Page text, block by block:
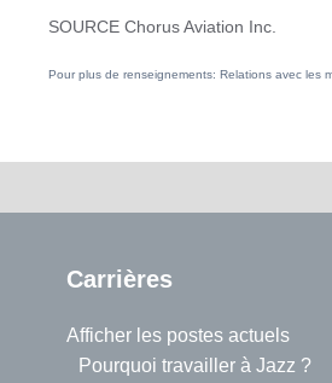
SOURCE Chorus Aviation Inc.
Pour plus de renseignements: Relations avec les
Carrières
Afficher les postes actuels
Pourquoi travailler à Jazz ?